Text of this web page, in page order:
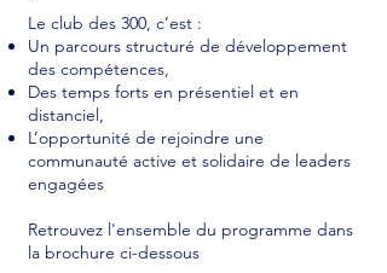
Le club des 300, c’est :
Un parcours structuré de développement
des compétences,
Des temps forts en présentiel et en
distanciel,
L’opportunité de rejoindre une
communauté active et solidaire de leaders
engagées
Retrouvez l'ensemble du programme dans
la brochure ci-dessous